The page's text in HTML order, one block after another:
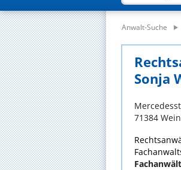
Anwalt-Suche
Sonja
71384